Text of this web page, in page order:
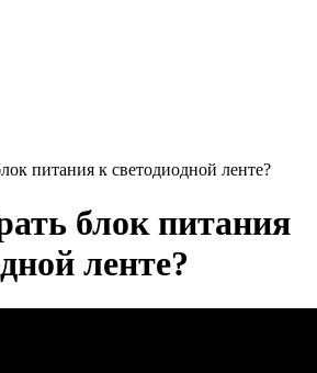
питания к светодиодной ленте?
блок питания
ленте?